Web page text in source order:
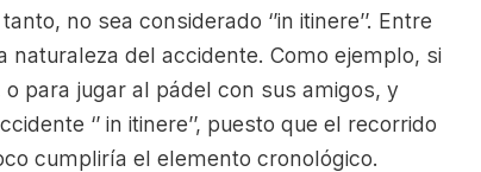
no sea considerado ‘’in itinere’’. Entre
del accidente. Como ejemplo, si
para jugar al pádel con sus amigos, y
‘’ in itinere’’, puesto que el recorrido
cumpliría el elemento cronológico.